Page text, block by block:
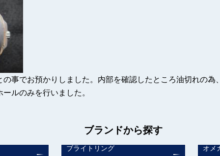
の事でお預かりしました。内部を確認したところ油切れの為
ルのみを行いました。
ブランドから探す
ブライトリング オメ